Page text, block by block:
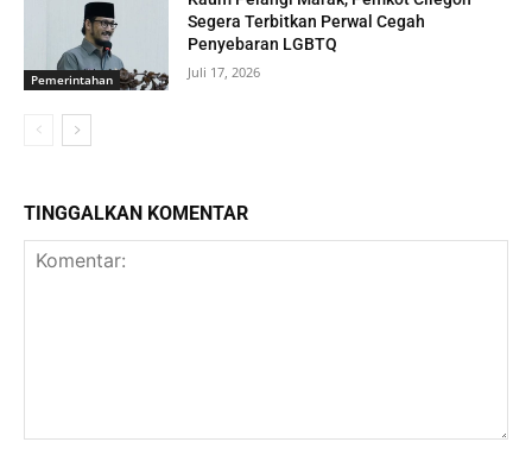
Pemerintahan
Segera Terbitkan Perwal Cegah
Penyebaran LGBTQ
Juli 17, 2026
TINGGALKAN KOMENTAR